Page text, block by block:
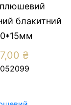
плюшевий
блакитний
7,00 ₴
052099